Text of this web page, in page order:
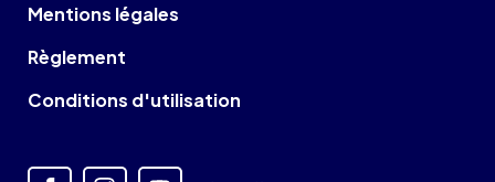
Mentions légales
Règlement
Conditions d'utilisation